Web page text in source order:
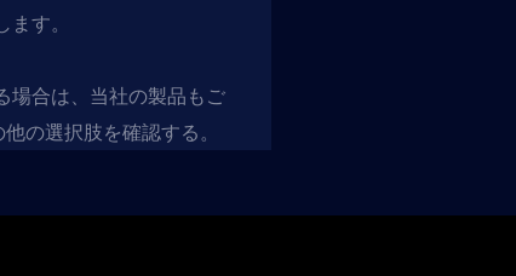
す。
場合は、当社の製品もご
の選択肢を確認する。